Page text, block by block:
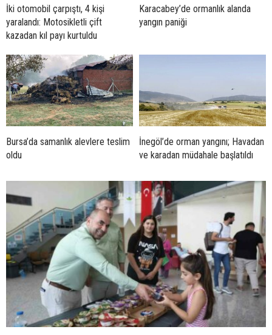
İki otomobil çarpıştı, 4 kişi
yaralandı: Motosikletli çift
kazadan kıl payı kurtuldu
Karacabey’de ormanlık alanda
yangın paniği
Bursa’da samanlık alevlere teslim
oldu
İnegöl’de orman yangını; Havadan
ve karadan müdahale başlatıldı